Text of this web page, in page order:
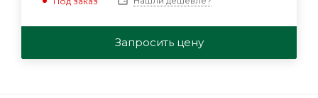
Запросить цену